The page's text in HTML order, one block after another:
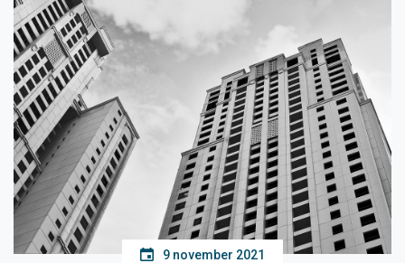
9 november 2021